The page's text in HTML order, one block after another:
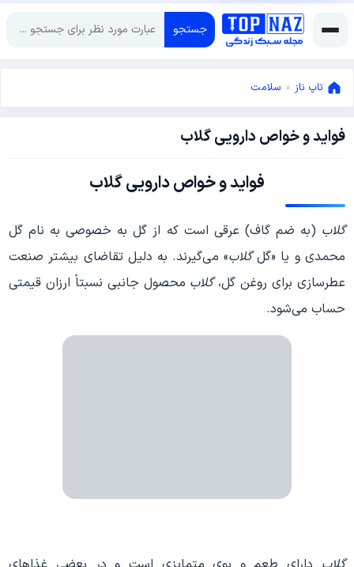
جستجو
تاپ ناز » سلامت
فواید و خواص دارویی گلاب
جولای
2017
فواید و خواص دارویی گلاب
گلاب (به ضم گاف) عرقی است که از گل به خصوصی به نام گل
محمدی و یا «گلگلاب» می‌گیرند. به دلیل تقاضای بیشتر صنعت
عطر‌سازی برای روغن گل،گلاب محصول جانبی نسبتاً ارزان قیمتی
حساب می‌شود.